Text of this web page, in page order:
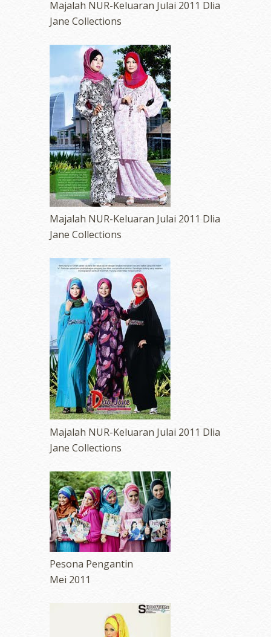
Majalah NUR-Keluaran Julai 2011 Dlia
Jane Collections
Majalah NUR-Keluaran Julai 2011 Dlia
Jane Collections
Majalah NUR-Keluaran Julai 2011 Dlia
Jane Collections
Pesona Pengantin
Mei 2011